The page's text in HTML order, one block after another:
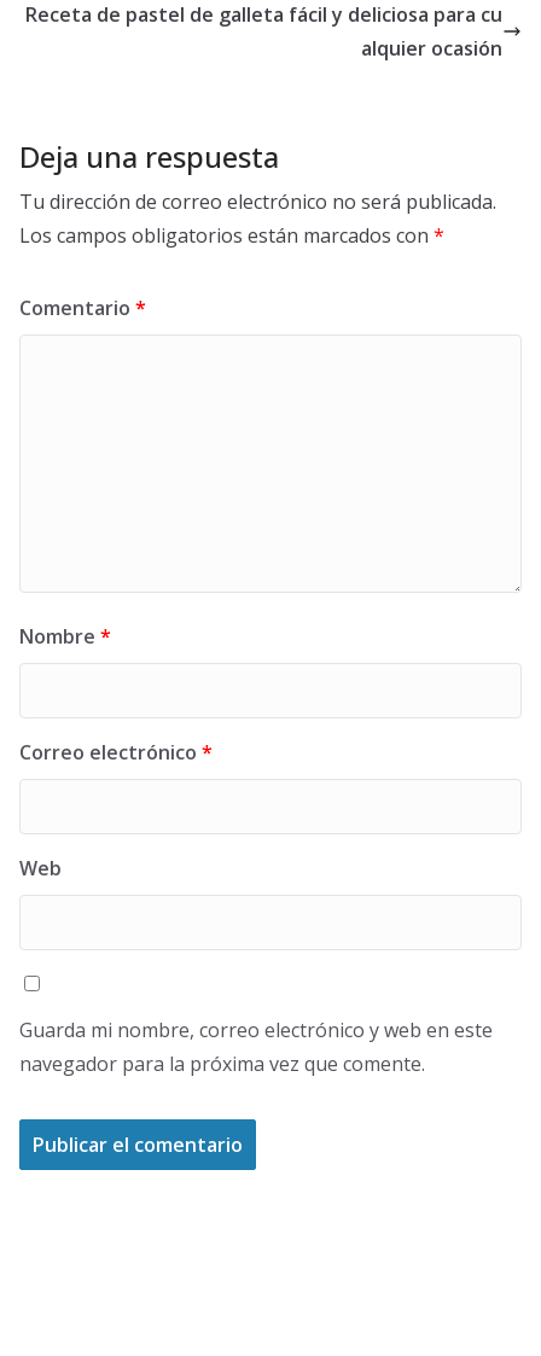
Receta de pastel de galleta fácil y deliciosa para cu
alquier ocasión
Deja una respuesta
Tu dirección de correo electrónico no será publicada.
Los campos obligatorios están marcados con *
Comentario *
Nombre *
Correo electrónico *
Web
Guarda mi nombre, correo electrónico y web en este
navegador para la próxima vez que comente.